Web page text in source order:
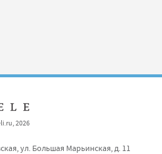
2026
ул. Большая Марьинская, д. 11